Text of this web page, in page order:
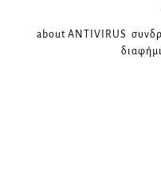
about ANTIVIRUS